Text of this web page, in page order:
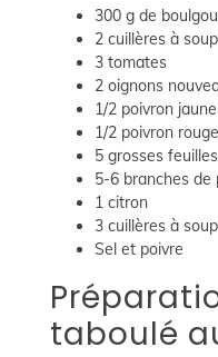
300 g de
2 cuillères à
3 tomates
2 oignons
1/2 poivron jaune
1/2 poivron rouge
5 grosses
5-6 branches de
1 citron
3 cuillères à
Sel et poivre
taboulé